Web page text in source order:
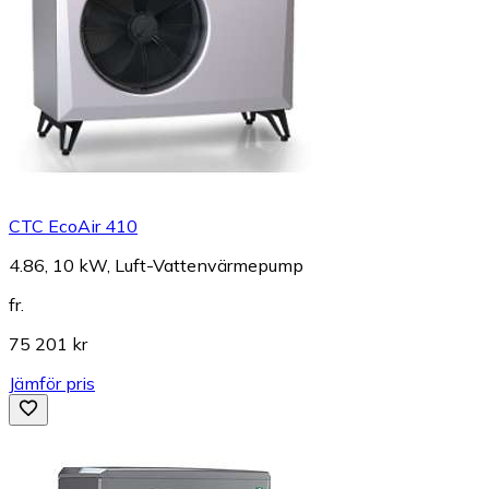
CTC EcoAir 410
4.86, 10 kW, Luft-Vattenvärmepump
fr.
75 201 kr
Jämför pris